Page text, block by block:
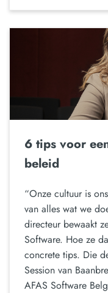
6 tips voor
beleid
“Onze cultuur is
van alles wat we
directeur bewaakt
Software. Hoe ze
concrete tips. Die
Session van
AFAS Software